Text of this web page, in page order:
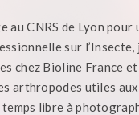
au CNRS de Lyon pour
sur
chez Bioline France
arthropodes utiles aux
libre à